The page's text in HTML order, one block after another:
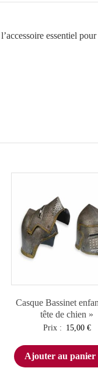
essentiel pour
Casque Bassinet
tête de chien »
Prix : 15,00 €
Ajouter au panier